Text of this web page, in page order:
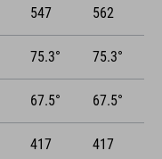
547 562
75.3° 75.3°
67.5° 67.5°
417 417